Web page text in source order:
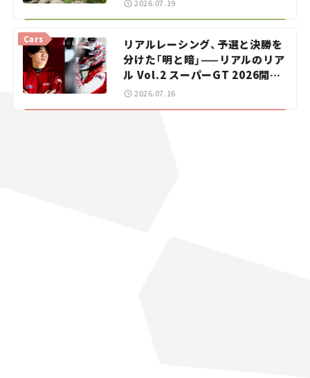
2026.07.19
リアルレーシング、予選と決勝を
分けた「明と暗」——リアルのリア
ル Vol.2 スーパーGT 2026開幕
戦 岡山国際サーキット
Cars
2026.07.16